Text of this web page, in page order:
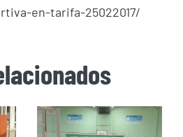
en-tarifa-25022017/